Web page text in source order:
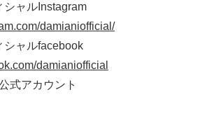
シャルInstagram
damianiofficial/
シャルfacebook
damianiofficial
式アカウント